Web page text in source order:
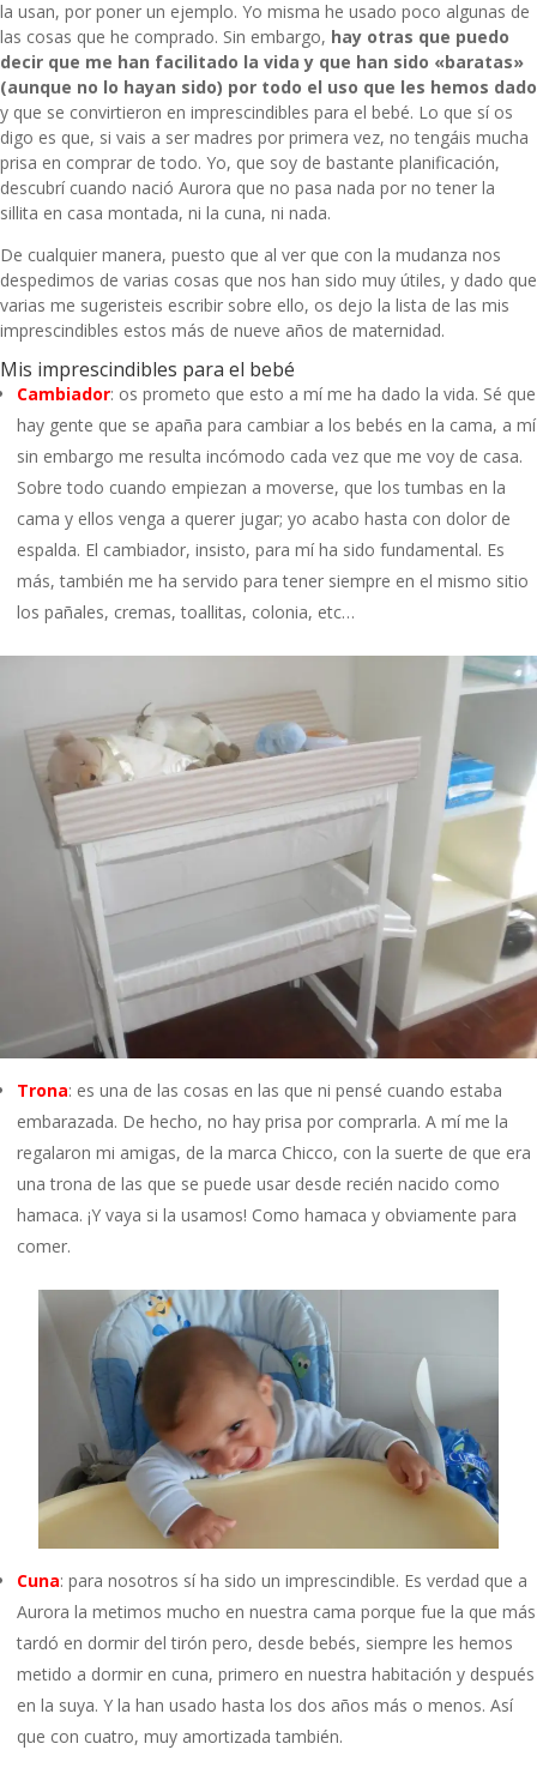
la usan, por poner un ejemplo. Yo misma he usado poco algunas de
las cosas que he comprado. Sin embargo, hay otras que puedo
decir que me han facilitado la vida y que han sido «baratas»
(aunque no lo hayan sido) por todo el uso que les hemos dado
y que se convirtieron en imprescindibles para el bebé. Lo que sí os
digo es que, si vais a ser madres por primera vez, no tengáis mucha
prisa en comprar de todo. Yo, que soy de bastante planificación,
descubrí cuando nació Aurora que no pasa nada por no tener la
sillita en casa montada, ni la cuna, ni nada.
De cualquier manera, puesto que al ver que con la mudanza nos
despedimos de varias cosas que nos han sido muy útiles, y dado que
varias me sugeristeis escribir sobre ello, os dejo la lista de las mis
imprescindibles estos más de nueve años de maternidad.
Mis imprescindibles para el bebé
Cambiador: os prometo que esto a mí me ha dado la vida. Sé que
hay gente que se apaña para cambiar a los bebés en la cama, a mí
sin embargo me resulta incómodo cada vez que me voy de casa.
Sobre todo cuando empiezan a moverse, que los tumbas en la
cama y ellos venga a querer jugar; yo acabo hasta con dolor de
espalda. El cambiador, insisto, para mí ha sido fundamental. Es
más, también me ha servido para tener siempre en el mismo sitio
los pañales, cremas, toallitas, colonia, etc…
Trona: es una de las cosas en las que ni pensé cuando estaba
embarazada. De hecho, no hay prisa por comprarla. A mí me la
regalaron mi amigas, de la marca Chicco, con la suerte de que era
una trona de las que se puede usar desde recién nacido como
hamaca. ¡Y vaya si la usamos! Como hamaca y obviamente para
comer.
Cuna: para nosotros sí ha sido un imprescindible. Es verdad que a
Aurora la metimos mucho en nuestra cama porque fue la que más
tardó en dormir del tirón pero, desde bebés, siempre les hemos
metido a dormir en cuna, primero en nuestra habitación y después
en la suya. Y la han usado hasta los dos años más o menos. Así
que con cuatro, muy amortizada también.